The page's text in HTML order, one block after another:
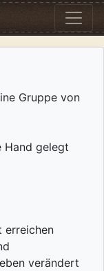
Gruppe von
Hand gelegt
erreichen
verändert